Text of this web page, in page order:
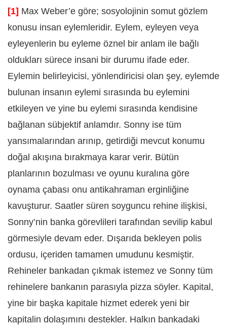
[1] Max Weber’e göre; sosyolojinin somut gözlem
konusu insan eylemleridir. Eylem, eyleyen veya
eyleyenlerin bu eyleme öznel bir anlam ile bağlı
oldukları sürece insani bir durumu ifade eder.
Eylemin belirleyicisi, yönlendiricisi olan şey, eylemde
bulunan insanın eylemi sırasında bu eylemini
etkileyen ve yine bu eylemi sırasında kendisine
bağlanan sübjektif anlamdır. Sonny ise tüm
yansımalarından arınıp, getirdiği mevcut konumu
doğal akışına bırakmaya karar verir. Bütün
planlarının bozulması ve oyunu kuralına göre
oynama çabası onu antikahraman erginliğine
kavuşturur. Saatler süren soyguncu rehine ilişkisi,
Sonny’nin banka görevlileri tarafından sevilip kabul
görmesiyle devam eder. Dışarıda bekleyen polis
ordusu, içeriden tamamen umudunu kesmiştir.
Rehineler bankadan çıkmak istemez ve Sonny tüm
rehinelere bankanın parasıyla pizza söyler. Kapital,
yine bir başka kapitale hizmet ederek yeni bir
kapitalin dolaşımını destekler. Halkın bankadaki